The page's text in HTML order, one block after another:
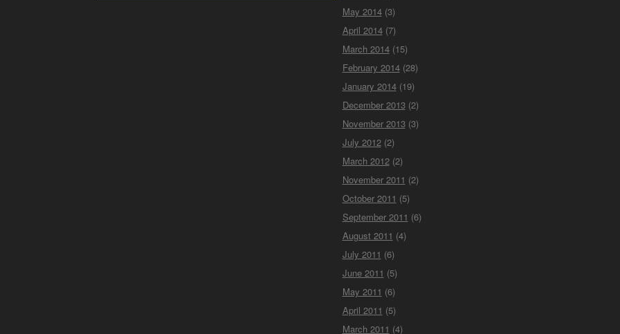
May 2014(3)
April 2014(7)
March 2014(15)
February 2014(28)
January 2014(19)
December 2013(2)
November 2013(3)
July 2012(2)
March 2012(2)
November 2011 (2)
October 2011 (5)
September 2011 (6)
August 2011 (4)
July 2011 (6)
June 2011 (5)
May 2011 (6)
April 2011 (5)
March 2011 (4)